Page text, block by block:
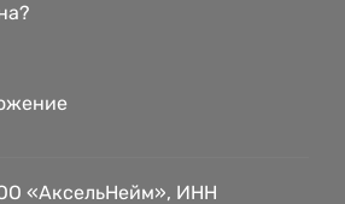
«АксельНейм», ИНН